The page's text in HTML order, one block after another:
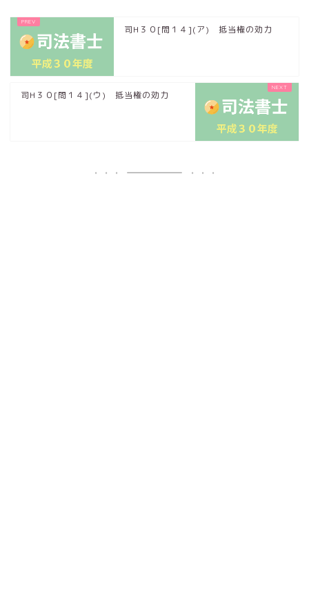
司H３０[問１４](ア) 抵当権の効力
司H３０[問１４](ウ) 抵当権の効力